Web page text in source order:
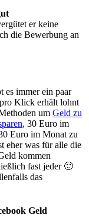
er keine
die Bewerbung an
es immer ein paar
Klick erhält lohnt
um Geld zu
, 30 Euro im
Euro im Monat zu
eher was für alle die
kommen
fast jeder 🙂
das
Geld